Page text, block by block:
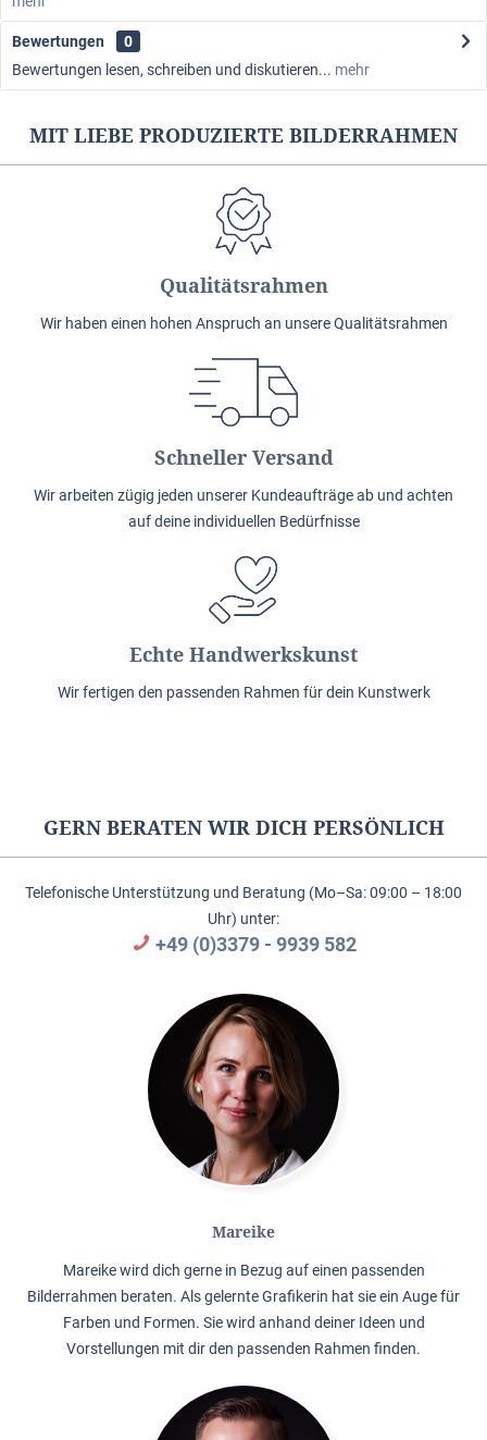
Bewertungen
0
Bewertungen lesen, schreiben und diskutieren... mehr
MIT LIEBE PRODUZIERTE BILDERRAHMEN
Qualitätsrahmen
Wir haben einen hohen Anspruch an unsere Qualitätsrahmen
Schneller Versand
Wir arbeiten zügig jeden unserer Kundeaufträge ab und achten
auf deine individuellen Bedürfnisse
Echte Handwerkskunst
Wir fertigen den passenden Rahmen für dein Kunstwerk
GERN BERATEN WIR DICH PERSÖNLICH
Telefonische Unterstützung und Beratung (Mo–Sa: 09:00 – 18:00
Uhr) unter:
+49 (0)3379 - 9939 582
Mareike
Mareike wird dich gerne in Bezug auf einen passenden
Bilderrahmen beraten. Als gelernte Grafikerin hat sie ein Auge für
Farben und Formen. Sie wird anhand deiner Ideen und
Vorstellungen mit dir den passenden Rahmen finden.